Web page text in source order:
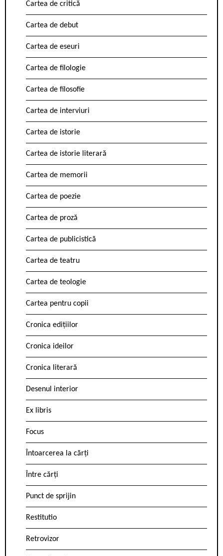
Cartea de critică
Cartea de debut
Cartea de eseuri
Cartea de filologie
Cartea de filosofie
Cartea de interviuri
Cartea de istorie
Cartea de istorie literară
Cartea de memorii
Cartea de poezie
Cartea de proză
Cartea de publicistică
Cartea de teatru
Cartea de teologie
Cartea pentru copii
Cronica edițiilor
Cronica ideilor
Cronica literară
Desenul interior
Ex libris
Focus
Întoarcerea la cărți
Între cărți
Punct de sprijin
Restitutio
Retrovizor